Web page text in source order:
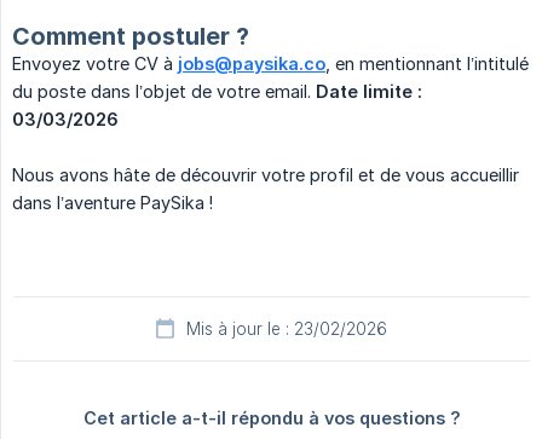
Comment postuler ?
Envoyez votre CV à jobs@paysika.co , en mentionnant l’intitulé
du poste dans l’objet de votre email. Date limite :
03/03/2026
Nous avons hâte de découvrir votre profil et de vous accueillir
dans l’aventure PaySika !
Mis à jour le : 23/02/2026
Cet article a-t-il répondu à vos questions ?